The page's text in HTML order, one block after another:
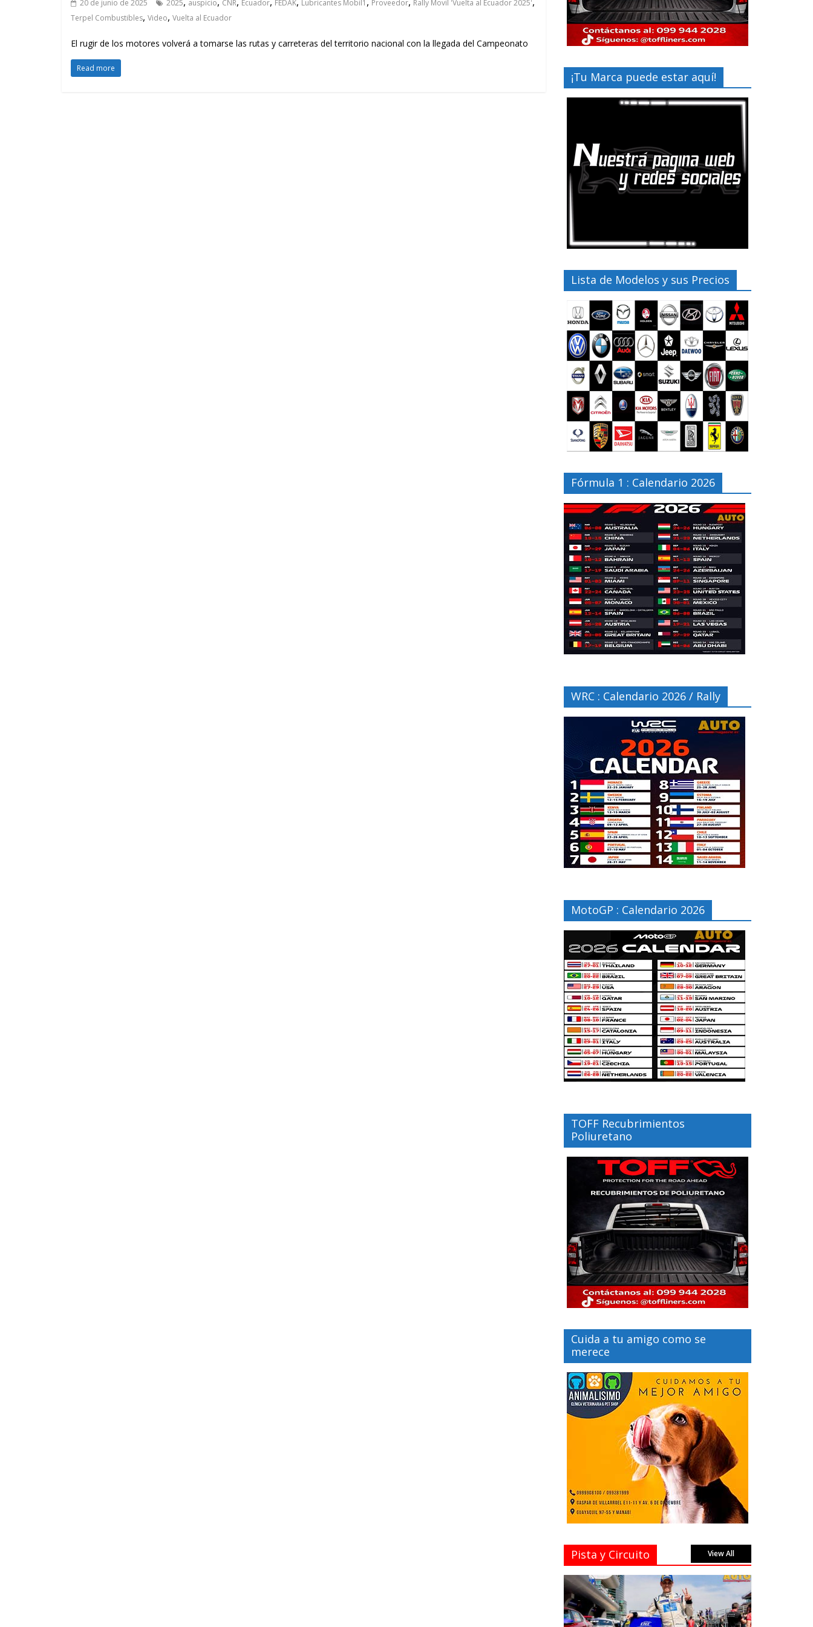
20 de junio de 2025 2025 auspicio CNR Ecuador FEDAK Lubricantes Mobil1 Proveedor Rally Movil 'Vuelta al Ecuador 2025'
Terpel Combustibles, Video, Vuelta al Ecuador
El rugir de los motores volverá a tomarse las rutas y carreteras del territorio nacional con la llegada del Campeonato
Read more
¡Tu Marca puede estar aquí!
Lista de Modelos y sus Precios
Fórmula 1 : Calendario 2026
WRC : Calendario 2026 / Rally
MotoGP : Calendario 2026
TOFF Recubrimientos
Poliuretano
Cuida a tu amigo como se
merece
Pista y Circuito View All